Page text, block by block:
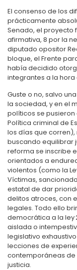
El consenso de los
prácticamente
Senado, el proyecto
afirmativa, 8 por la
diputado opositor
bloque, el Frente
había decidido
integrantes a la hora
Guste o no, salvo
la sociedad, y en el
políticos se
Política criminal de
los días que
buscando equilibrar
reforma se inscribe
orientados a
violentos (como la
Víctimas,
estatal de dar
delitos atroces, con
legales. Todo ello
democrática a la ley
aislada o
legislativo
lecciones de
contemporáneas
justicia.